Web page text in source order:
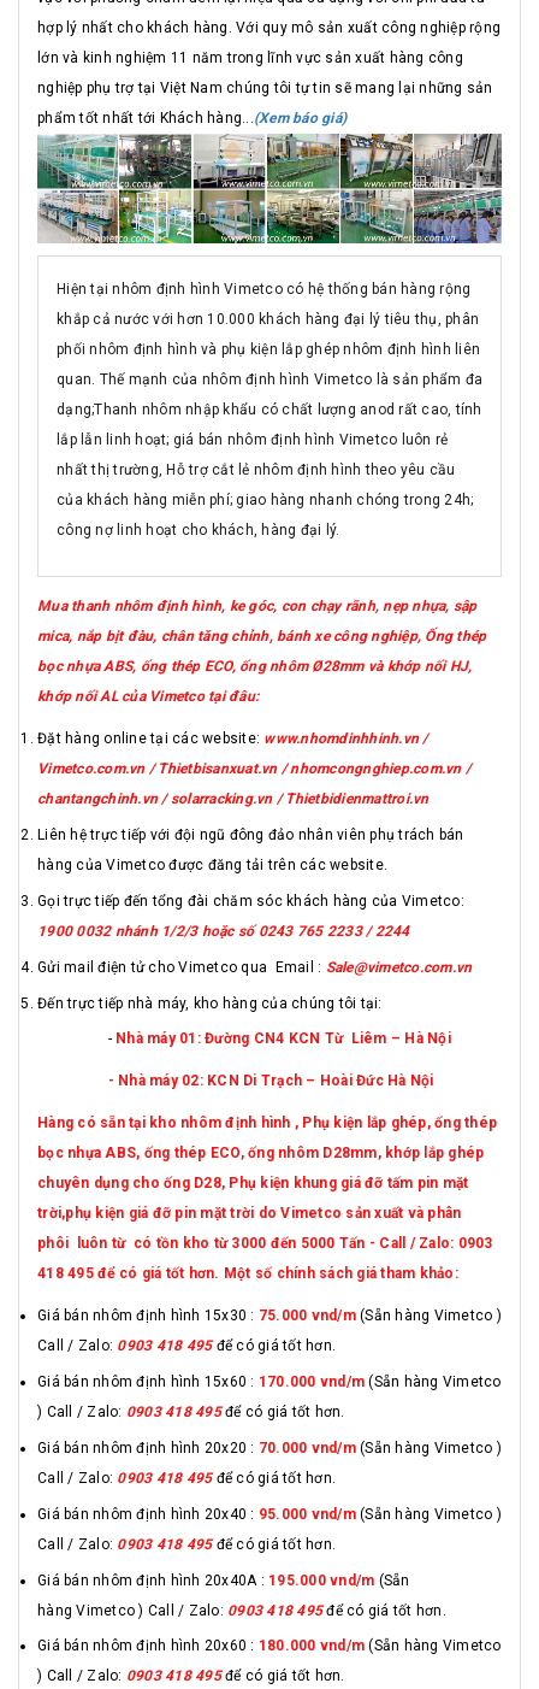
hợp lý nhất cho khách hàng. Với quy mô sản xuất công nghiệp rộng
lớn và kinh nghiệm 11 năm trong lĩnh vực sản xuất hàng công
nghiệp phụ trợ tại Việt Nam chúng tôi tự tin sẽ mang lại những sản
phẩm tốt nhất tới Khách hàng... (Xem báo giá)
Hiện tại nhôm định hình Vimetco có hệ thống bán hàng rộng
khắp cả nước với hơn 10.000 khách hàng đại lý tiêu thụ, phân
phối nhôm định hình và phụ kiện lắp ghép nhôm định hình liên
quan. Thế mạnh của nhôm định hình Vimetco là sản phẩm đa
dạng;Thanh nhôm nhập khẩu có chất lượng anod rất cao, tính
lắp lẫn linh hoạt; giá bán nhôm định hình Vimetco luôn rẻ
nhất thị trường, Hỗ trợ cắt lẻ nhôm định hình theo yêu cầu
của khách hàng miễn phí; giao hàng nhanh chóng trong 24h;
công nợ linh hoạt cho khách, hàng đại lý.
Mua thanh nhôm định hình, ke góc, con chạy rãnh, nẹp nhựa, sập
mica, nắp bịt đàu, chân tăng chỉnh, bánh xe công nghiệp, Ống thép
bọc nhựa ABS, ống thép ECO, ống nhôm Ø28mm và khớp nối HJ,
khớp nối AL của Vimetco tại đâu:
Đặt hàng online tại các website: www.nhomdinhhinh.vn /
Vimetco.com.vn / Thietbisanxuat.vn / nhomcongnghiep.com.vn /
chantangchinh.vn / solarracking.vn / Thietbidienmattroi.vn
Liên hệ trực tiếp với đội ngũ đông đảo nhân viên phụ trách bán
hàng của Vimetco được đăng tải trên các website.
Gọi trực tiếp đến tổng đài chăm sóc khách hàng của Vimetco:
1900 0032 nhánh 1/2/3 hoặc số 0243 765 2233 / 2244
Gửi mail điện tử cho Vimetco qua Email : Sale@vimetco.com.vn
Đến trực tiếp nhà máy, kho hàng của chúng tôi tại:
- Nhà máy 01: Đường CN4 KCN Từ Liêm – Hà Nội
- Nhà máy 02: KCN Di Trạch – Hoài Đức Hà Nội
Hàng có sẵn tại kho nhôm định hình , Phụ kiện lắp ghép, ống thép
bọc nhựa ABS, ống thép ECO, ống nhôm D28mm, khớp lắp ghép
chuyên dụng cho ống D28, Phụ kiện khung giá đỡ tấm pin mặt
trời,phụ kiện giá đỡ pin mặt trời do Vimetco sản xuất và phân
phôi luôn từ có tồn kho từ 3000 đến 5000 Tấn - Call / Zalo: 0903
418 495 để có giá tốt hơn. Một số chính sách giá tham khảo:
Giá bán nhôm định hình 15x30 : 75.000 vnd/m (Sẵn hàng Vimetco )
Call / Zalo: 0903 418 495để có giá tốt hơn.
Giá bán nhôm định hình 15x60 : 170.000 vnd/m(Sẵn hàng Vimetco
) Call / Zalo: 0903 418 495để có giá tốt hơn.
Giá bán nhôm định hình 20x20 : 70.000 vnd/m (Sẵn hàng Vimetco )
Call / Zalo: 0903 418 495để có giá tốt hơn.
Giá bán nhôm định hình 20x40 : 95.000 vnd/m (Sẵn hàng Vimetco )
Call / Zalo: 0903 418 495để có giá tốt hơn.
Giá bán nhôm định hình 20x40A : 195.000 vnd/m (Sẵn
hàng Vimetco ) Call / Zalo: 0903 418 495để có giá tốt hơn.
Giá bán nhôm định hình 20x60 : 180.000 vnd/m (Sẵn hàng Vimetco
) Call / Zalo: 0903 418 495để có giá tốt hơn.